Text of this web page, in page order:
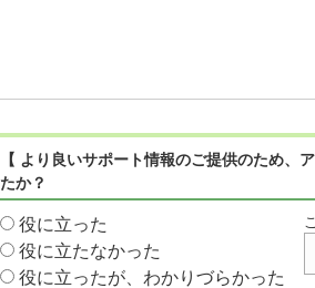
【 より良いサポート情報のご提供のため
たか？
役に立った
役に立たなかった
役に立ったが、わかりづらかった